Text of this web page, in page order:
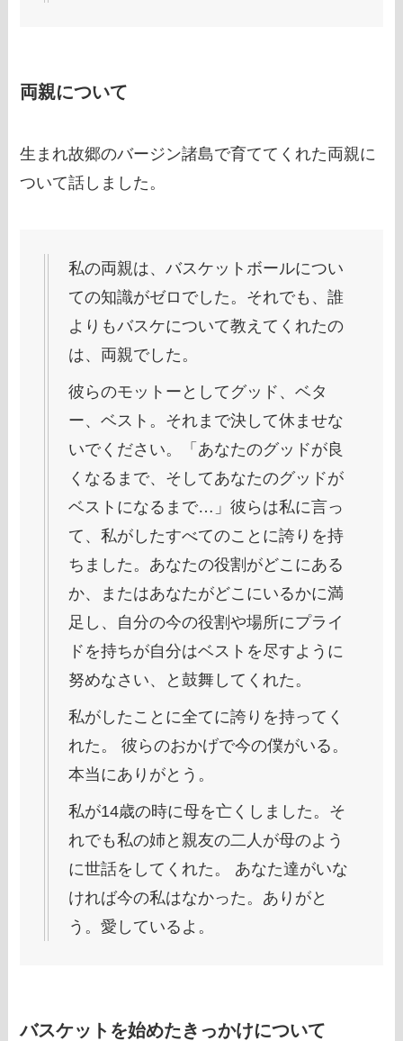
両親について
生まれ故郷のバージン諸島で育ててくれた両親に
ついて話しました。
私の両親は、バスケットボールについ
ての知識がゼロでした。それでも、誰
よりもバスケについて教えてくれたの
は、両親でした。
彼らのモットーとしてグッド、ベタ
ー、ベスト。それまで決して休ませな
いでください。「あなたのグッドが良
くなるまで、そしてあなたのグッドが
ベストになるまで…」彼らは私に言っ
て、私がしたすべてのことに誇りを持
ちました。あなたの役割がどこにある
か、またはあなたがどこにいるかに満
足し、自分の今の役割や場所にプライ
ドを持ちが自分はベストを尽すように
努めなさい、と鼓舞してくれた。
私がしたことに全てに誇りを持ってく
れた。 彼らのおかげで今の僕がいる。
本当にありがとう。
私が14歳の時に母を亡くしました。そ
れでも私の姉と親友の二人が母のよう
に世話をしてくれた。 あなた達がいな
ければ今の私はなかった。ありがと
う。愛しているよ。
バスケットを始めたきっかけについて